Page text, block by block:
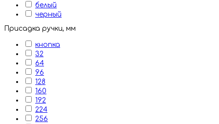
белый
черный
Присадка ручки, мм
кнопка
32
64
96
128
160
192
224
256